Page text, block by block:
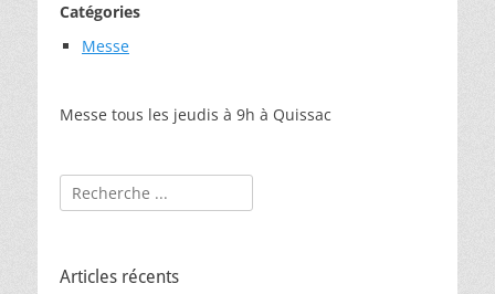
Catégories
Messe
Messe tous les jeudis à 9h à Quissac
Rechercher :
Articles récents